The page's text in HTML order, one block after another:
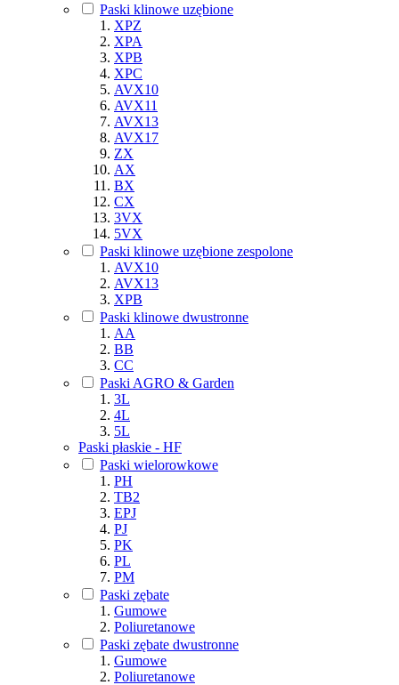
Paski klinowe uzębione
XPZ
XPA
XPB
XPC
AVX10
AVX11
AVX13
AVX17
ZX
AX
BX
CX
3VX
5VX
Paski klinowe uzębione zespolone
AVX10
AVX13
XPB
Paski klinowe dwustronne
AA
BB
CC
Paski AGRO & Garden
3L
4L
5L
Paski płaskie - HF
Paski wielorowkowe
PH
TB2
EPJ
PJ
PK
PL
PM
Paski zębate
Gumowe
Poliuretanowe
Paski zębate dwustronne
Gumowe
Poliuretanowe